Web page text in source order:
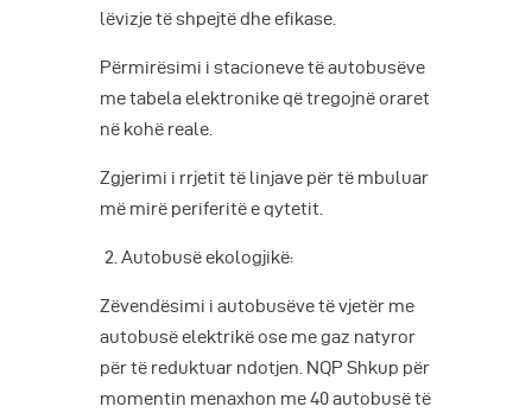
lëvizje të shpejtë dhe efikase.
Përmirësimi i stacioneve të autobusëve
me tabela elektronike që tregojnë oraret
në kohë reale.
Zgjerimi i rrjetit të linjave për të mbuluar
më mirë periferitë e qytetit.
Autobusë ekologjikë:
Zëvendësimi i autobusëve të vjetër me
autobusë elektrikë ose me gaz natyror
për të reduktuar ndotjen. NQP Shkup për
momentin menaxhon me 40 autobusë të